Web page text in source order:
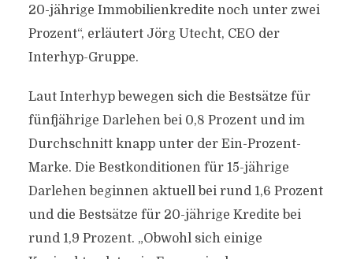
20-jährige Immobilienkredite noch unter zwei
Prozent“, erläutert Jörg Utecht, CEO der
Interhyp-Gruppe.
Laut Interhyp bewegen sich die Bestsätze für
fünfjährige Darlehen bei 0,8 Prozent und im
Durchschnitt knapp unter der Ein-Prozent-
Marke. Die Bestkonditionen für 15-jährige
Darlehen beginnen aktuell bei rund 1,6 Prozent
und die Bestsätze für 20-jährige Kredite bei
rund 1,9 Prozent. „Obwohl sich einige